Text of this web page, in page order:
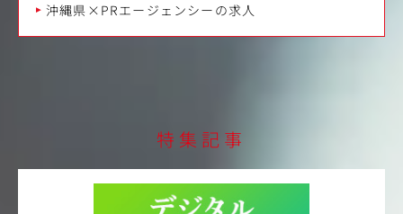
沖縄県×PRエージェンシーの求人
特集記事